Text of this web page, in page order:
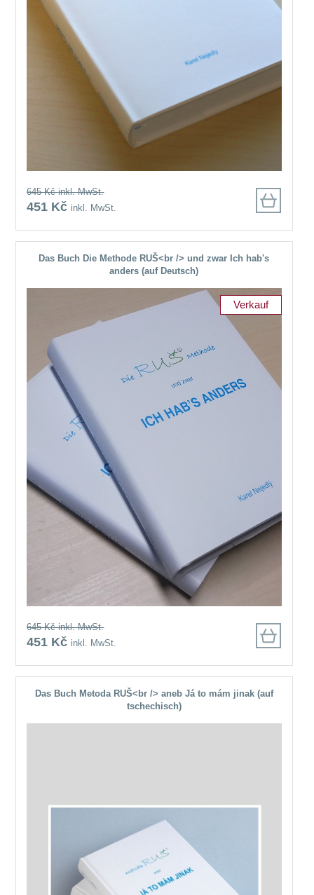
645 Kčinkl. MwSt.
451 Kč inkl. MwSt.
Das Buch Die Methode RUŠ<br /> und zwar Ich hab's
anders (auf Deutsch)
Verkauf
645 Kčinkl. MwSt.
451 Kč inkl. MwSt.
Das Buch Metoda RUŠ<br /> aneb Já to mám jinak (auf
tschechisch)